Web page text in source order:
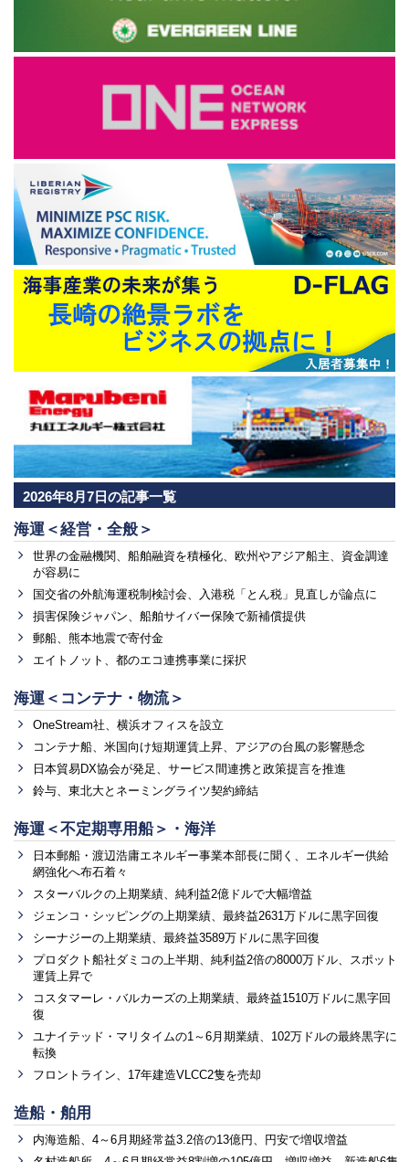
2026年8月7日の記事一覧
海運＜経営・全般＞
世界の金融機関、船舶融資を積極化、欧州やアジア船主、資金調達
が容易に
国交省の外航海運税制検討会、入港税「とん税」見直しが論点に
損害保険ジャパン、船舶サイバー保険で新補償提供
郵船、熊本地震で寄付金
エイトノット、都のエコ連携事業に採択
海運＜コンテナ・物流＞
OneStream社、横浜オフィスを設立
コンテナ船、米国向け短期運賃上昇、アジアの台風の影響懸念
日本貿易DX協会が発足、サービス間連携と政策提言を推進
鈴与、東北大とネーミングライツ契約締結
海運＜不定期専用船＞・海洋
日本郵船・渡辺浩庸エネルギー事業本部長に聞く、エネルギー供給
網強化へ布石着々
スターバルクの上期業績、純利益2億ドルで大幅増益
ジェンコ・シッピングの上期業績、最終益2631万ドルに黒字回復
シーナジーの上期業績、最終益3589万ドルに黒字回復
プロダクト船社ダミコの上半期、純利益2倍の8000万ドル、スポット
運賃上昇で
コスタマーレ・バルカーズの上期業績、最終益1510万ドルに黒字回
復
ユナイテッド・マリタイムの1～6月期業績、102万ドルの最終黒字に
転換
フロントライン、17年建造VLCC2隻を売却
造船・舶用
内海造船、4～6月期経常益3.2倍の13億円、円安で増収増益